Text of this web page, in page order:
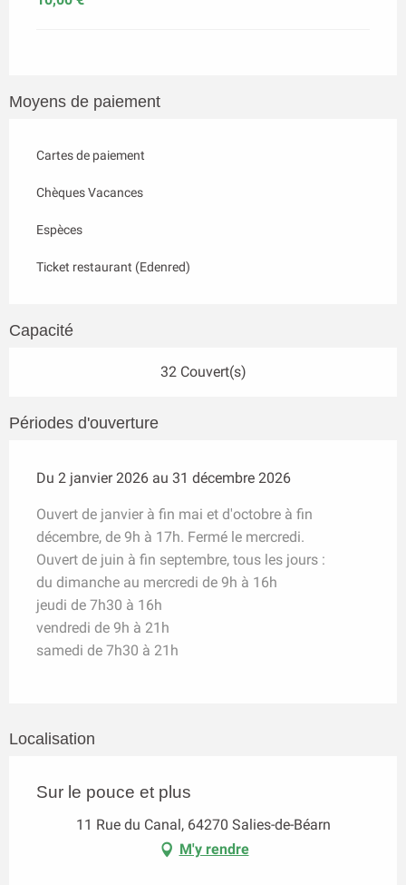
Moyens de paiement
Cartes de paiement
Chèques Vacances
Espèces
Ticket restaurant (Edenred)
Capacité
32 Couvert(s)
Périodes d'ouverture
Du 2 janvier 2026 au 31 décembre 2026
Ouvert de janvier à fin mai et d'octobre à fin
décembre, de 9h à 17h. Fermé le mercredi.
Ouvert de juin à fin septembre, tous les jours :
du dimanche au mercredi de 9h à 16h
jeudi de 7h30 à 16h
vendredi de 9h à 21h
samedi de 7h30 à 21h
Localisation
Sur le pouce et plus
11 Rue du Canal, 64270 Salies-de-Béarn
M'y rendre